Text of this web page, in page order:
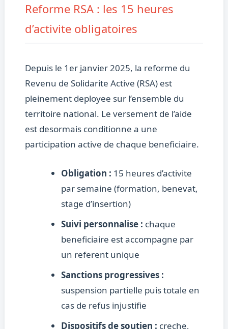
Reforme RSA : les 15 heures
d’activite obligatoires
Depuis le 1er janvier 2025, la reforme du
Revenu de Solidarite Active (RSA) est
pleinement deployee sur l’ensemble du
territoire national. Le versement de l’aide
est desormais conditionne a une
participation active de chaque beneficiaire.
Obligation : 15 heures d’activite
par semaine (formation, benevat,
stage d’insertion)
Suivi personnalise : chaque
beneficiaire est accompagne par
un referent unique
Sanctions progressives :
suspension partielle puis totale en
cas de refus injustifie
Dispositifs de soutien : creche,